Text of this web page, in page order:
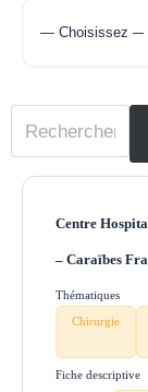
Centre
– Caraïbes
Thématiques
Chirurgie
Fiche descriptive